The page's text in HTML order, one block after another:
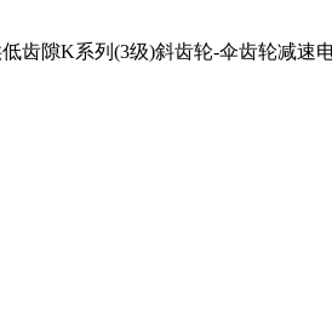
齿隙K系列(3级)斜齿轮-伞齿轮减速